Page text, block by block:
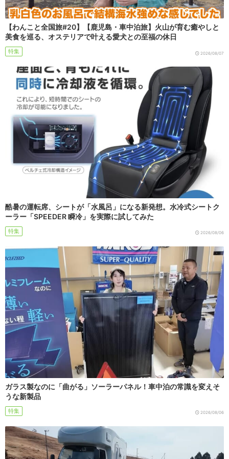
【わんこと全国旅#20】【鹿児島・車中泊旅】火山が育む癒やしと
美食を巡る、オステリアで叶える愛犬との至福の休日
特集 2026/08/07
酷暑の運転席、シートが「水風呂」になる新発想。水冷式シートク
ーラー「SPEEDER 瞬冷」を実際に試してみた
特集 2026/08/06
ガラス製なのに「曲がる」ソーラーパネル！車中泊の常識を変えそ
うな新製品
特集 2026/08/06